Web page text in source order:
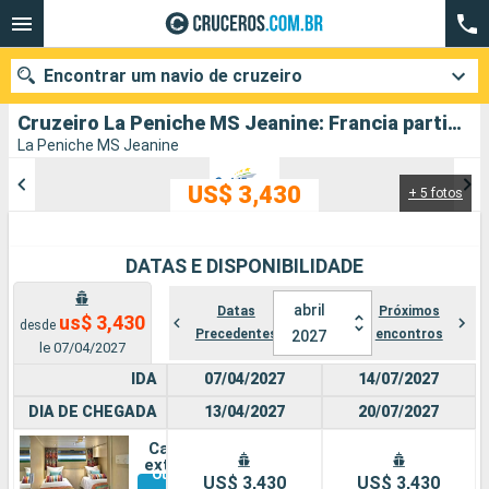
Cruzeiro La Peniche MS Jeanine: Francia partindo de Estrasburgo
La Peniche MS Jeanine
+ 5 fotos
US$ 3,430
DATAS E DISPONIBILIDADE
desde us$ 3,430
le 07/04/2027
Datas
Precedentes
abril
2027
Próximos
encontros
IDA
DIA DE CHEGADA
Cabine
externa
Outras
07/04/2027
13/04/2027
US$ 3,430
14/07/2027
20/07/2027
US$ 3,430
Encontrar um navio de cruzeiro
Cidades Companhias
Pesquisar